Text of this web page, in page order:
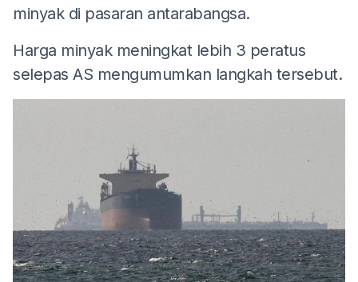
minyak di pasaran antarabangsa.
Harga minyak meningkat lebih 3 peratus
selepas AS mengumumkan langkah tersebut.